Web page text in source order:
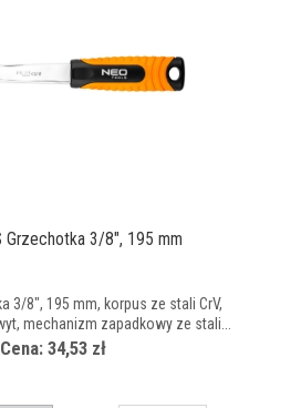
Grzechotka 3/8", 195 mm
3/8", 195 mm, korpus ze stali CrV,
mechanizm zapadkowy ze stali...
Cena: 34,53 zł